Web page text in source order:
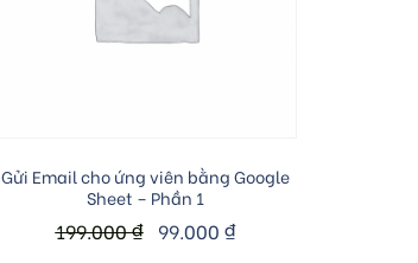
Add to cart
Gửi Email cho ứng viên bằng Google
Sheet – Phần 1
199.000₫ 99.000 ₫